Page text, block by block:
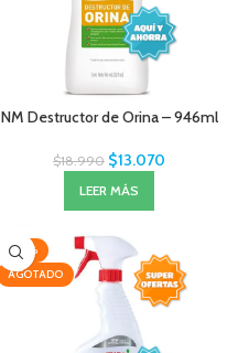
NM Destructor de Orina – 946ml
$18.990 $13.070
LEER MÁS
-20%
AGOTADO